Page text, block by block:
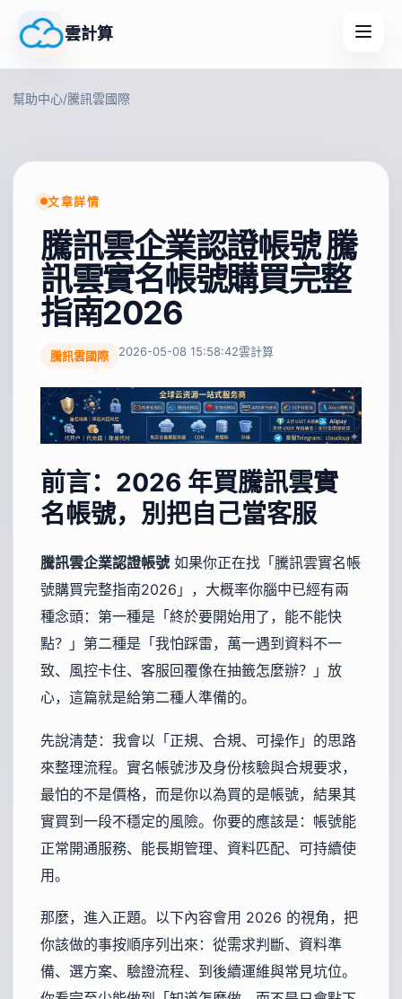
雲計算
幫助中心/騰訊雲國際
文章詳情
騰訊雲企業認證帳號 騰
訊雲實名帳號購買完整
指南2026
騰訊雲國際 2026-05-08 15:58:42雲計算
前言：2026 年買騰訊雲實
名帳號，別把自己當客服
騰訊雲企業認證帳號 如果你正在找「騰訊雲實名帳
號購買完整指南2026」，大概率你腦中已經有兩
種念頭：第一種是「終於要開始用了，能不能快
點？」第二種是「我怕踩雷，萬一遇到資料不一
致、風控卡住、客服回覆像在抽籤怎麼辦？」放
心，這篇就是給第二種人準備的。
先說清楚：我會以「正規、合規、可操作」的思路
來整理流程。實名帳號涉及身份核驗與合規要求，
最怕的不是價格，而是你以為買的是帳號，結果其
實買到一段不穩定的風險。你要的應該是：帳號能
正常開通服務、能長期管理、資料匹配、可持續使
用。
那麼，進入正題。以下內容會用 2026 的視角，把
你該做的事按順序列出來：從需求判斷、資料準
備、選方案、驗證流程、到後續運維與常見坑位。